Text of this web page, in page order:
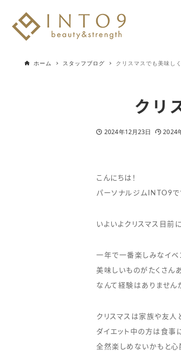
ホーム スタッフブログ クリスマスでも美味し
クリ
2024年12月23日 2024
こんにちは！
パーソナルジムINTO9で
いよいよクリスマス目前
一年で一番楽しみなイベ
美味しいものがたくさん
なんて経験はありません
クリスマスは家族や友人
ダイエット中の方は食事
全然楽しめないかもと心